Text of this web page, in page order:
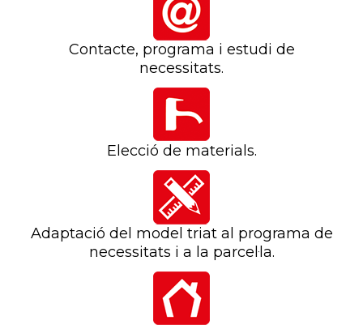
Contacte, programa i estudi de
necessitats.
Elecció de materials.
Adaptació del model triat al programa de
necessitats i a la parcel·la.